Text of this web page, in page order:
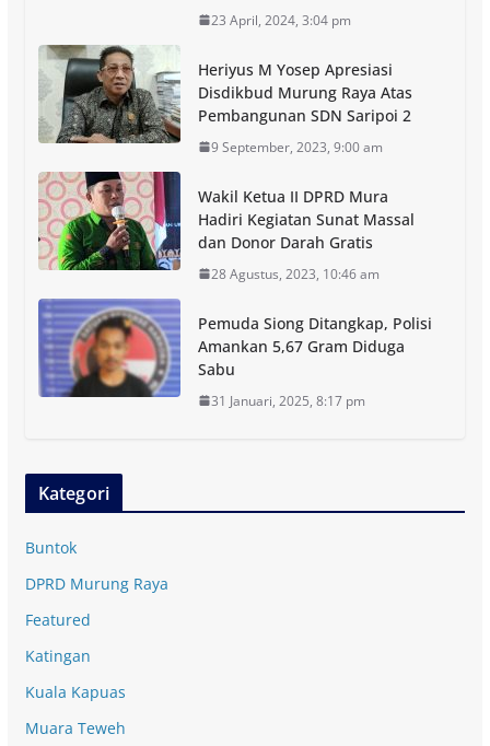
23 April, 2024, 3:04 pm
Heriyus M Yosep Apresiasi
Disdikbud Murung Raya Atas
Pembangunan SDN Saripoi 2
9 September, 2023, 9:00 am
Wakil Ketua II DPRD Mura
Hadiri Kegiatan Sunat Massal
dan Donor Darah Gratis
28 Agustus, 2023, 10:46 am
Pemuda Siong Ditangkap, Polisi
Amankan 5,67 Gram Diduga
Sabu
31 Januari, 2025, 8:17 pm
Kategori
Buntok
DPRD Murung Raya
Featured
Katingan
Kuala Kapuas
Muara Teweh